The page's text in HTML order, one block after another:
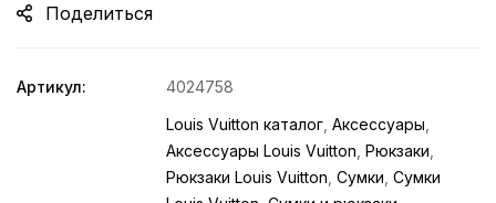
Поделиться
Артикул:
4024758
Louis Vuitton каталог Аксессуары
Аксессуары Louis Vuitton Рюкзаки
Рюкзаки Louis Vuitton Сумки Сумки